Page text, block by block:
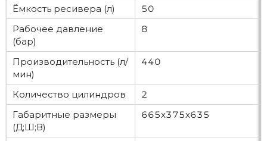
Ёмкость ресивера (л)
50
Рабочее давление
(бар)
8
Производительность (л/
мин)
440
Количество цилиндров
2
Габаритные размеры
(Д;Ш;В)
665x375x635